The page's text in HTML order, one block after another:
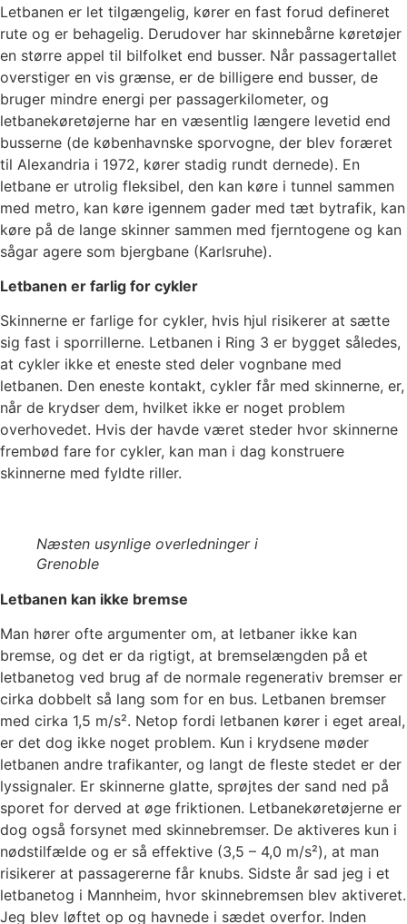
Letbanen er let tilgængelig, kører en fast forud defineret
rute og er behagelig. Derudover har skinnebårne køretøjer
en større appel til bilfolket end busser. Når passagertallet
overstiger en vis grænse, er de billigere end busser, de
bruger mindre energi per passagerkilometer, og
letbanekøretøjerne har en væsentlig længere levetid end
busserne (de københavnske sporvogne, der blev foræret
til Alexandria i 1972, kører stadig rundt dernede). En
letbane er utrolig fleksibel, den kan køre i tunnel sammen
med metro, kan køre igennem gader med tæt bytrafik, kan
køre på de lange skinner sammen med fjerntogene og kan
sågar agere som bjergbane (Karlsruhe).
Letbanen er farlig for cykler
Skinnerne er farlige for cykler, hvis hjul risikerer at sætte
sig fast i sporrillerne. Letbanen i Ring 3 er bygget således,
at cykler ikke et eneste sted deler vognbane med
letbanen. Den eneste kontakt, cykler får med skinnerne, er,
når de krydser dem, hvilket ikke er noget problem
overhovedet. Hvis der havde været steder hvor skinnerne
frembød fare for cykler, kan man i dag konstruere
skinnerne med fyldte riller.
Næsten usynlige overledninger i
Grenoble
Letbanen kan ikke bremse
Man hører ofte argumenter om, at letbaner ikke kan
bremse, og det er da rigtigt, at bremselængden på et
letbanetog ved brug af de normale regenerativ bremser er
cirka dobbelt så lang som for en bus. Letbanen bremser
med cirka 1,5 m/s². Netop fordi letbanen kører i eget areal,
er det dog ikke noget problem. Kun i krydsene møder
letbanen andre trafikanter, og langt de fleste stedet er der
lyssignaler. Er skinnerne glatte, sprøjtes der sand ned på
sporet for derved at øge friktionen. Letbanekøretøjerne er
dog også forsynet med skinnebremser. De aktiveres kun i
nødstilfælde og er så effektive (3,5 – 4,0 m/s²), at man
risikerer at passagererne får knubs. Sidste år sad jeg i et
letbanetog i Mannheim, hvor skinnebremsen blev aktiveret.
Jeg blev løftet op og havnede i sædet overfor. Inden